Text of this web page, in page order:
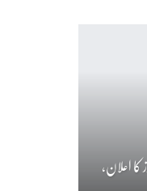
کا اعلان،